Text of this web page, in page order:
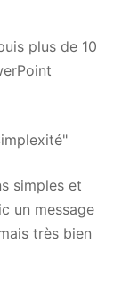
plus de 10
simples et
un message
très bien